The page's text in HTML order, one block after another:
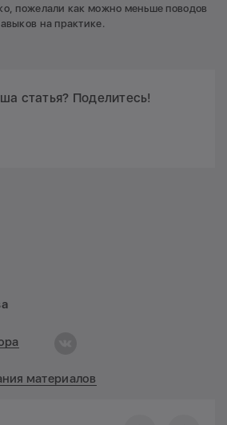
пожелали как можно меньше поводов
на практике.
статья? Поделитесь!
материалов